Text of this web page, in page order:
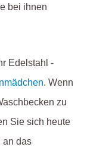
bei ihnen
Edelstahl -
. Wenn
zu
Sie sich heute
an das